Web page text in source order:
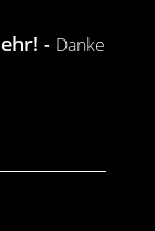
Danke